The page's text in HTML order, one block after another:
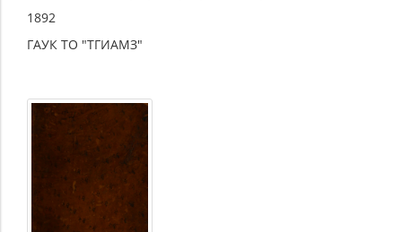
1892
ГАУК ТО "ТГИАМЗ"